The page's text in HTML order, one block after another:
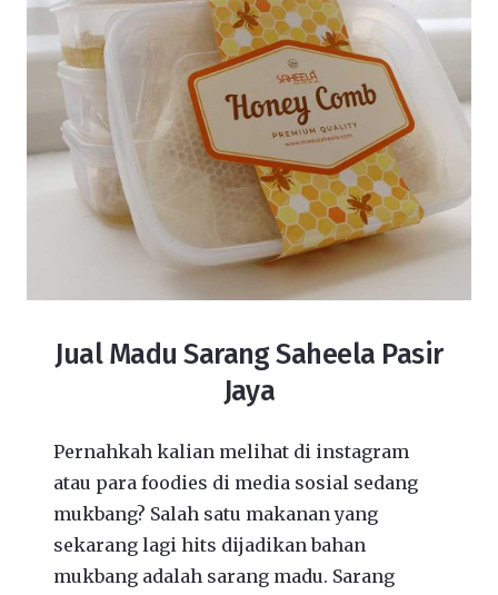
Jual Madu Sarang Saheela Pasir
Jaya
Pernahkah kalian melihat di instagram
atau para foodies di media sosial sedang
mukbang? Salah satu makanan yang
sekarang lagi hits dijadikan bahan
mukbang adalah sarang madu. Sarang